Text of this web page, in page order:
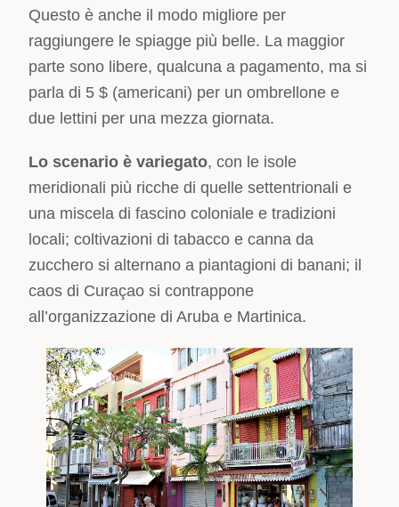
Questo è anche il modo migliore per
raggiungere le spiagge più belle. La maggior
parte sono libere, qualcuna a pagamento, ma si
parla di 5 $ (americani) per un ombrellone e
due lettini per una mezza giornata.
Lo scenario è variegato, con le isole
meridionali più ricche di quelle settentrionali e
una miscela di fascino coloniale e tradizioni
locali; coltivazioni di tabacco e canna da
zucchero si alternano a piantagioni di banani; il
caos di Curaçao si contrappone
all’organizzazione di Aruba e Martinica.